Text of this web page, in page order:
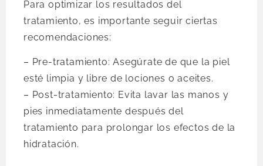
Para optimizar los resultados del
tratamiento, es importante seguir ciertas
recomendaciones:
– Pre-tratamiento: Asegúrate de que la piel
esté limpia y libre de lociones o aceites.
– Post-tratamiento: Evita lavar las manos y
pies inmediatamente después del
tratamiento para prolongar los efectos de la
hidratación.